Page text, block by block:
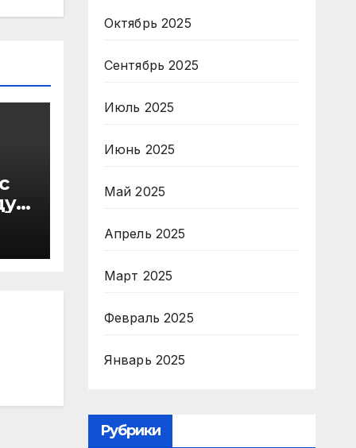
Октябрь 2025
Сентябрь 2025
Июль 2025
Июнь 2025
Май 2025
Апрель 2025
Март 2025
Февраль 2025
Январь 2025
Рубрики